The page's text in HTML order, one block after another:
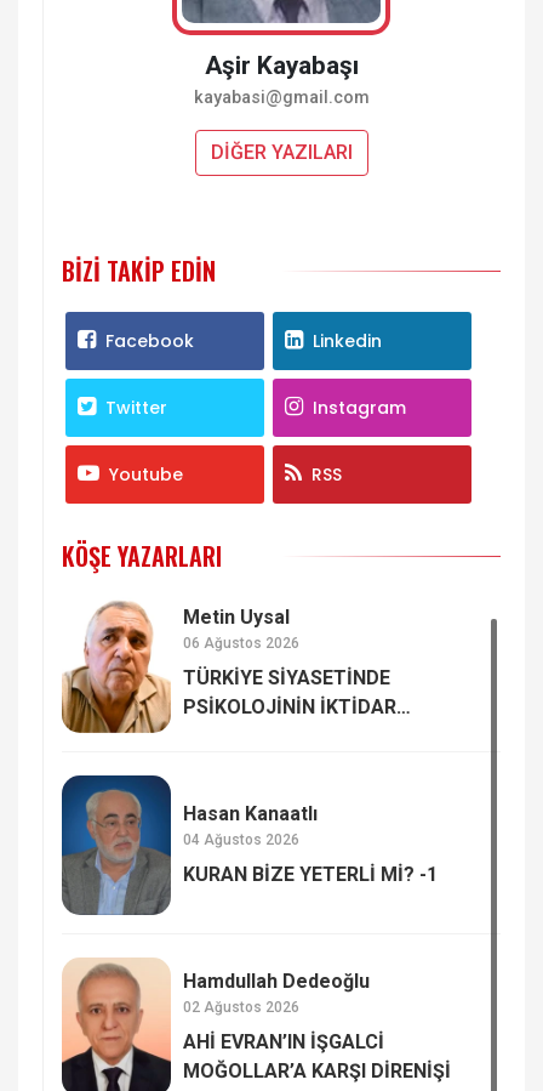
Aşir Kayabaşı
kayabasi@gmail.com
DİĞER YAZILARI
BIZI TAKIP EDIN
Facebook Linkedin
Twitter Instagram
Youtube RSS
KÖŞE YAZARLARI
Metin Uysal
06 Ağustos 2026
TÜRKİYE SİYASETİNDE
PSİKOLOJİNİN İKTİDAR
Hasan Kanaatlı
04 Ağustos 2026
KURAN BİZE YETERLİ Mİ? -1
Hamdullah Dedeoğlu
02 Ağustos 2026
AHİ EVRAN’IN İŞGALCİ
MOĞOLLAR’A KARŞI DİRENİŞİ